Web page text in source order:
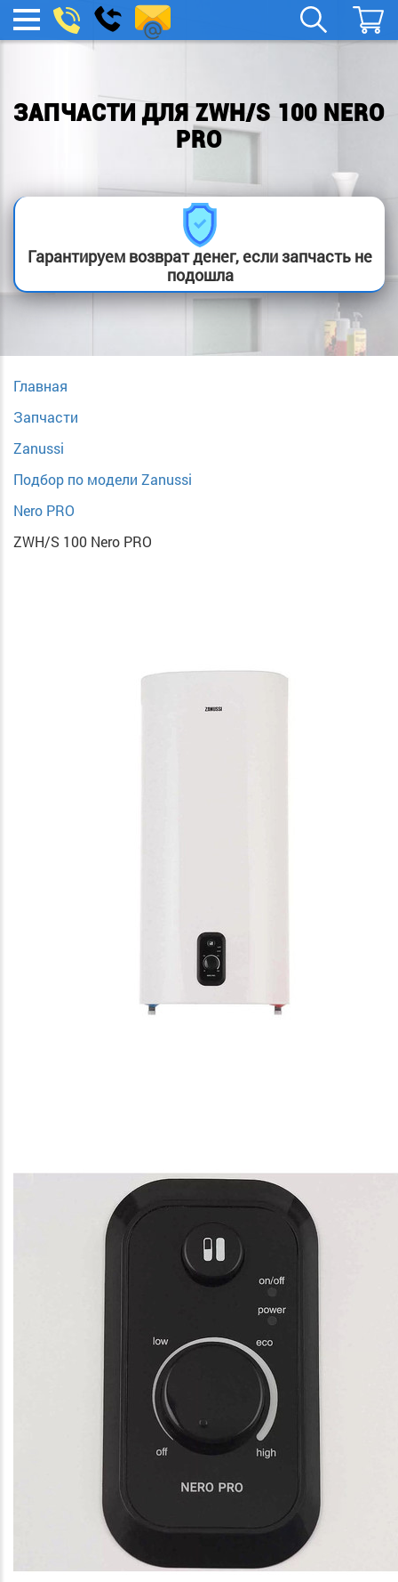
МЕНЮ
boylera@yandex.ru
Заказать
звонок
ЗАПЧАСТИ ДЛЯ ZWH/S 100 NERO
PRO
Гарантируем возврат денег, если запчасть не
подошла
Главная
Запчасти
Zanussi
Подбор по модели Zanussi
Nero PRO
ZWH/S 100 Nero PRO